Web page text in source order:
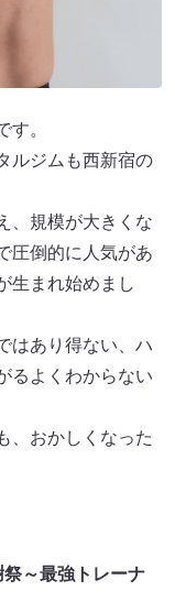
す。
ルジムも西新宿の
、規模が大きくな
圧倒的に人気があ
生まれ始めまし
はあり得ない、ハ
るよくわからない
、おかしくなった
祭～最強トレーナ